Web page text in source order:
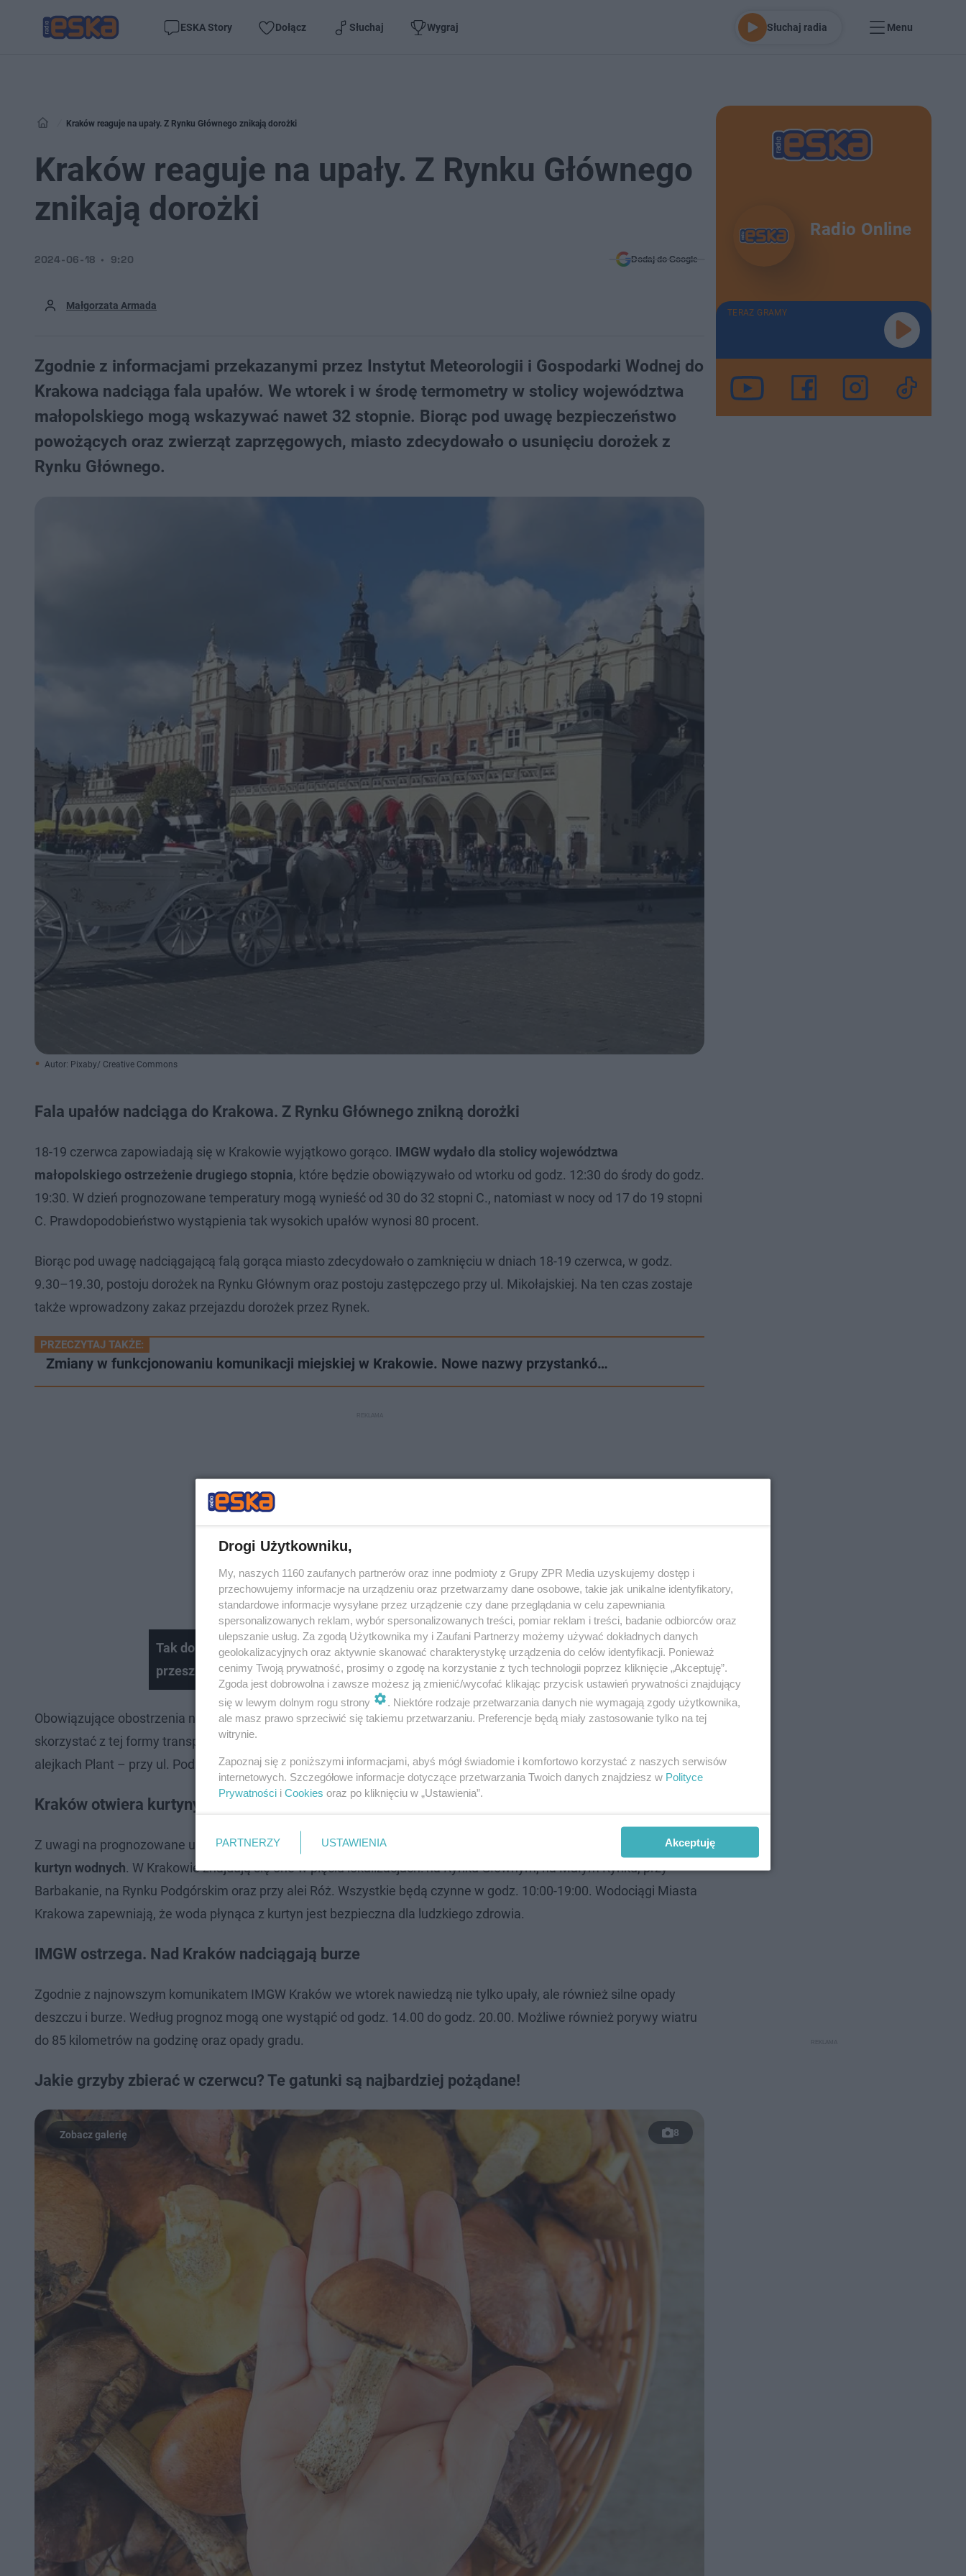
ESKA Story Dołącz Słuchaj Wygraj Słuchaj radia Menu
Kraków reaguje na upały. Z Rynku Głównego znikają dorożki
Kraków reaguje na upały. Z Rynku Głównego
znikają dorożki
Małgorzata Armada
2024-06-18 9:20 Dodaj do Google
Zgodnie z informacjami przekazanymi przez Instytut Meteorologii i Gospodarki Wodnej do
Krakowa nadciąga fala upałów. We wtorek i w środę termometry w stolicy województwa
małopolskiego mogą wskazywać nawet 32 stopnie. Biorąc pod uwagę bezpieczeństwo
powożących oraz zwierząt zaprzęgowych, miasto zdecydowało o usunięciu dorożek z
Rynku Głównego.
Autor: Pixaby/ Creative Commons
Fala upałów nadciąga do Krakowa. Z Rynku Głównego znikną dorożki
18-19 czerwca zapowiadają się w Krakowie wyjątkowo gorąco. IMGW wydało dla stolicy województwa
małopolskiego ostrzeżenie drugiego stopnia, które będzie obowiązywało od wtorku od godz. 12:30 do środy do godz.
19:30. W dzień prognozowane temperatury mogą wynieść od 30 do 32 stopni C., natomiast w nocy od 17 do 19 stopni
C. Prawdopodobieństwo wystąpienia tak wysokich upałów wynosi 80 procent.
Biorąc pod uwagę nadciągającą falą gorąca miasto zdecydowało o zamknięciu w dniach 18-19 czerwca, w godz.
9.30–19.30, postoju dorożek na Rynku Głównym oraz postoju zastępczego przy ul. Mikołajskiej. Na ten czas zostaje
także wprowadzony zakaz przejazdu dorożek przez Rynek.
PRZECZYTAJ TAKŻE:
Zmiany w funkcjonowaniu komunikacji miejskiej w Krakowie. Nowe nazwy przystankó…
Tak dopingowano naszym w strefach kibica w Krakowie na Euro 2024! Nie
przeszkodził nawet ulewny deszcz
Obowiązujące obostrzenia nie oznaczają jednak, że dorożki znikają z całego Starego Miasta. Wciąż będzie można
skorzystać z tej formy transportu na zacienionych postojach zastępczych. Te znajdują się przy Barbakanie oraz na
alejkach Plant – przy ul. Podzamcze, pomiędzy ul. Sienną a ul. Mikołajską.
Kraków otwiera kurtyny wodne
Z uwagi na prognozowane upały zdecydowano nie tylko o zamknięciu postojów dorożek, ale również
o uruchomieniu
kurtyn wodnych. W Krakowie znajdują się one w pięciu lokalizacjach: na Rynku Głównym, na Małym Rynku, przy
Barbakanie, na Rynku Podgórskim oraz przy alei Róż. Wszystkie będą czynne w godz. 10:00-19:00. Wodociągi Miasta
Krakowa zapewniają, że woda płynąca z kurtyn jest bezpieczna dla ludzkiego zdrowia.
IMGW ostrzega. Nad Kraków nadciągają burze
Zgodnie z najnowszym komunikatem IMGW Kraków we wtorek nawiedzą nie tylko upały, ale również silne opady
deszczu i burze. Według prognoz mogą one wystąpić od godz. 14.00 do godz. 20.00. Możliwe również porywy wiatru
do 85 kilometrów na godzinę oraz opady gradu.
Jakie grzyby zbierać w czerwcu? Te gatunki są najbardziej pożądane!
8
Radio Online
TERAZ GRAMY
Drogi Użytkowniku,
My, naszych 1160 zaufanych partnerów oraz inne podmioty z Grupy ZPR Media uzyskujemy dostęp i
przechowujemy informacje na urządzeniu oraz przetwarzamy dane osobowe, takie jak unikalne identyfikatory,
standardowe informacje wysyłane przez urządzenie czy dane przeglądania w celu zapewniania
spersonalizowanych reklam, wybór spersonalizowanych treści, pomiar reklam i treści, badanie odbiorców oraz
ulepszanie usług. Za zgodą Użytkownika my i Zaufani Partnerzy możemy używać dokładnych danych
geolokalizacyjnych oraz aktywnie skanować charakterystykę urządzenia do celów identyfikacji. Ponieważ
cenimy Twoją prywatność, prosimy o zgodę na korzystanie z tych technologii poprzez kliknięcie „Akceptuję”.
Zgoda jest dobrowolna i zawsze możesz ją zmienić/wycofać klikając przycisk ustawień prywatności znajdujący
się w lewym dolnym rogu strony
. Niektóre rodzaje przetwarzania danych nie wymagają zgody użytkownika,
ale masz prawo sprzeciwić się takiemu przetwarzaniu. Preferencje będą miały zastosowanie tylko na tej
witrynie.
Zapoznaj się z poniższymi informacjami, abyś mógł świadomie i komfortowo korzystać z naszych serwisów
internetowych. Szczegółowe informacje dotyczące przetwarzania Twoich danych znajdziesz w Polityce
Prywatności i Cookies oraz po kliknięciu w „Ustawienia”.
PARTNERZY USTAWIENIA Akceptuję